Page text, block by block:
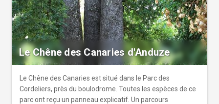
Le Chêne des Canaries d'Anduze
Le Chêne des Canaries est situé dans le Parc des
Cordeliers, près du boulodrome. Toutes les espèces de ce
parc ont reçu un panneau explicatif. Un parcours